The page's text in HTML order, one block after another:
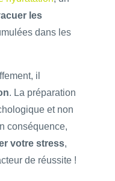
les
dans les
il
. La préparation
et non
conséquence,
votre stress,
de réussite !